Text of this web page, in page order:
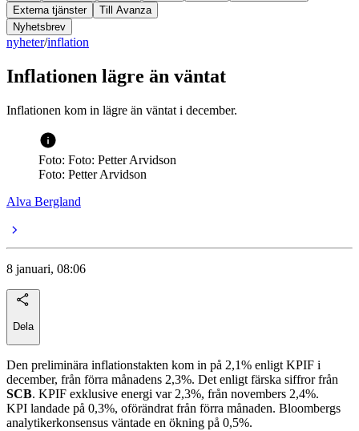
Externa tjänster
Till Avanza
Nyhetsbrev
nyheter/inflation
Inflationen lägre än väntat
Inflationen kom in lägre än väntat i december.
Foto: Foto: Petter Arvidson
Foto: Petter Arvidson
Alva Bergland
8 januari, 08:06
Dela
Den preliminära inflationstakten kom in på 2,1% enligt KPIF i
december, från förra månadens 2,3%. Det enligt färska siffror från
SCB. KPIF exklusive energi var 2,3%, från novembers 2,4%.
KPI landade på 0,3%, oförändrat från förra månaden. Bloombergs
analytikerkonsensus väntade en ökning på 0,5%.